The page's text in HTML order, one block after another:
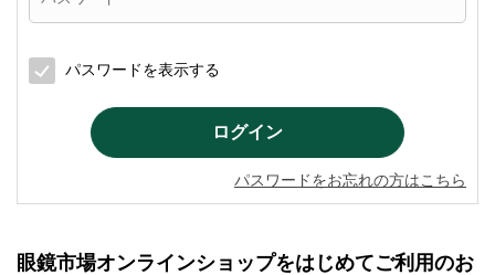
パスワードを表示する
パスワードをお忘れの方はこちら
眼鏡市場オンラインショップをはじめてご利用のお